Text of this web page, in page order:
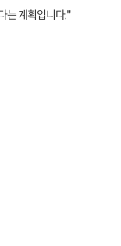
는 계획입니다."